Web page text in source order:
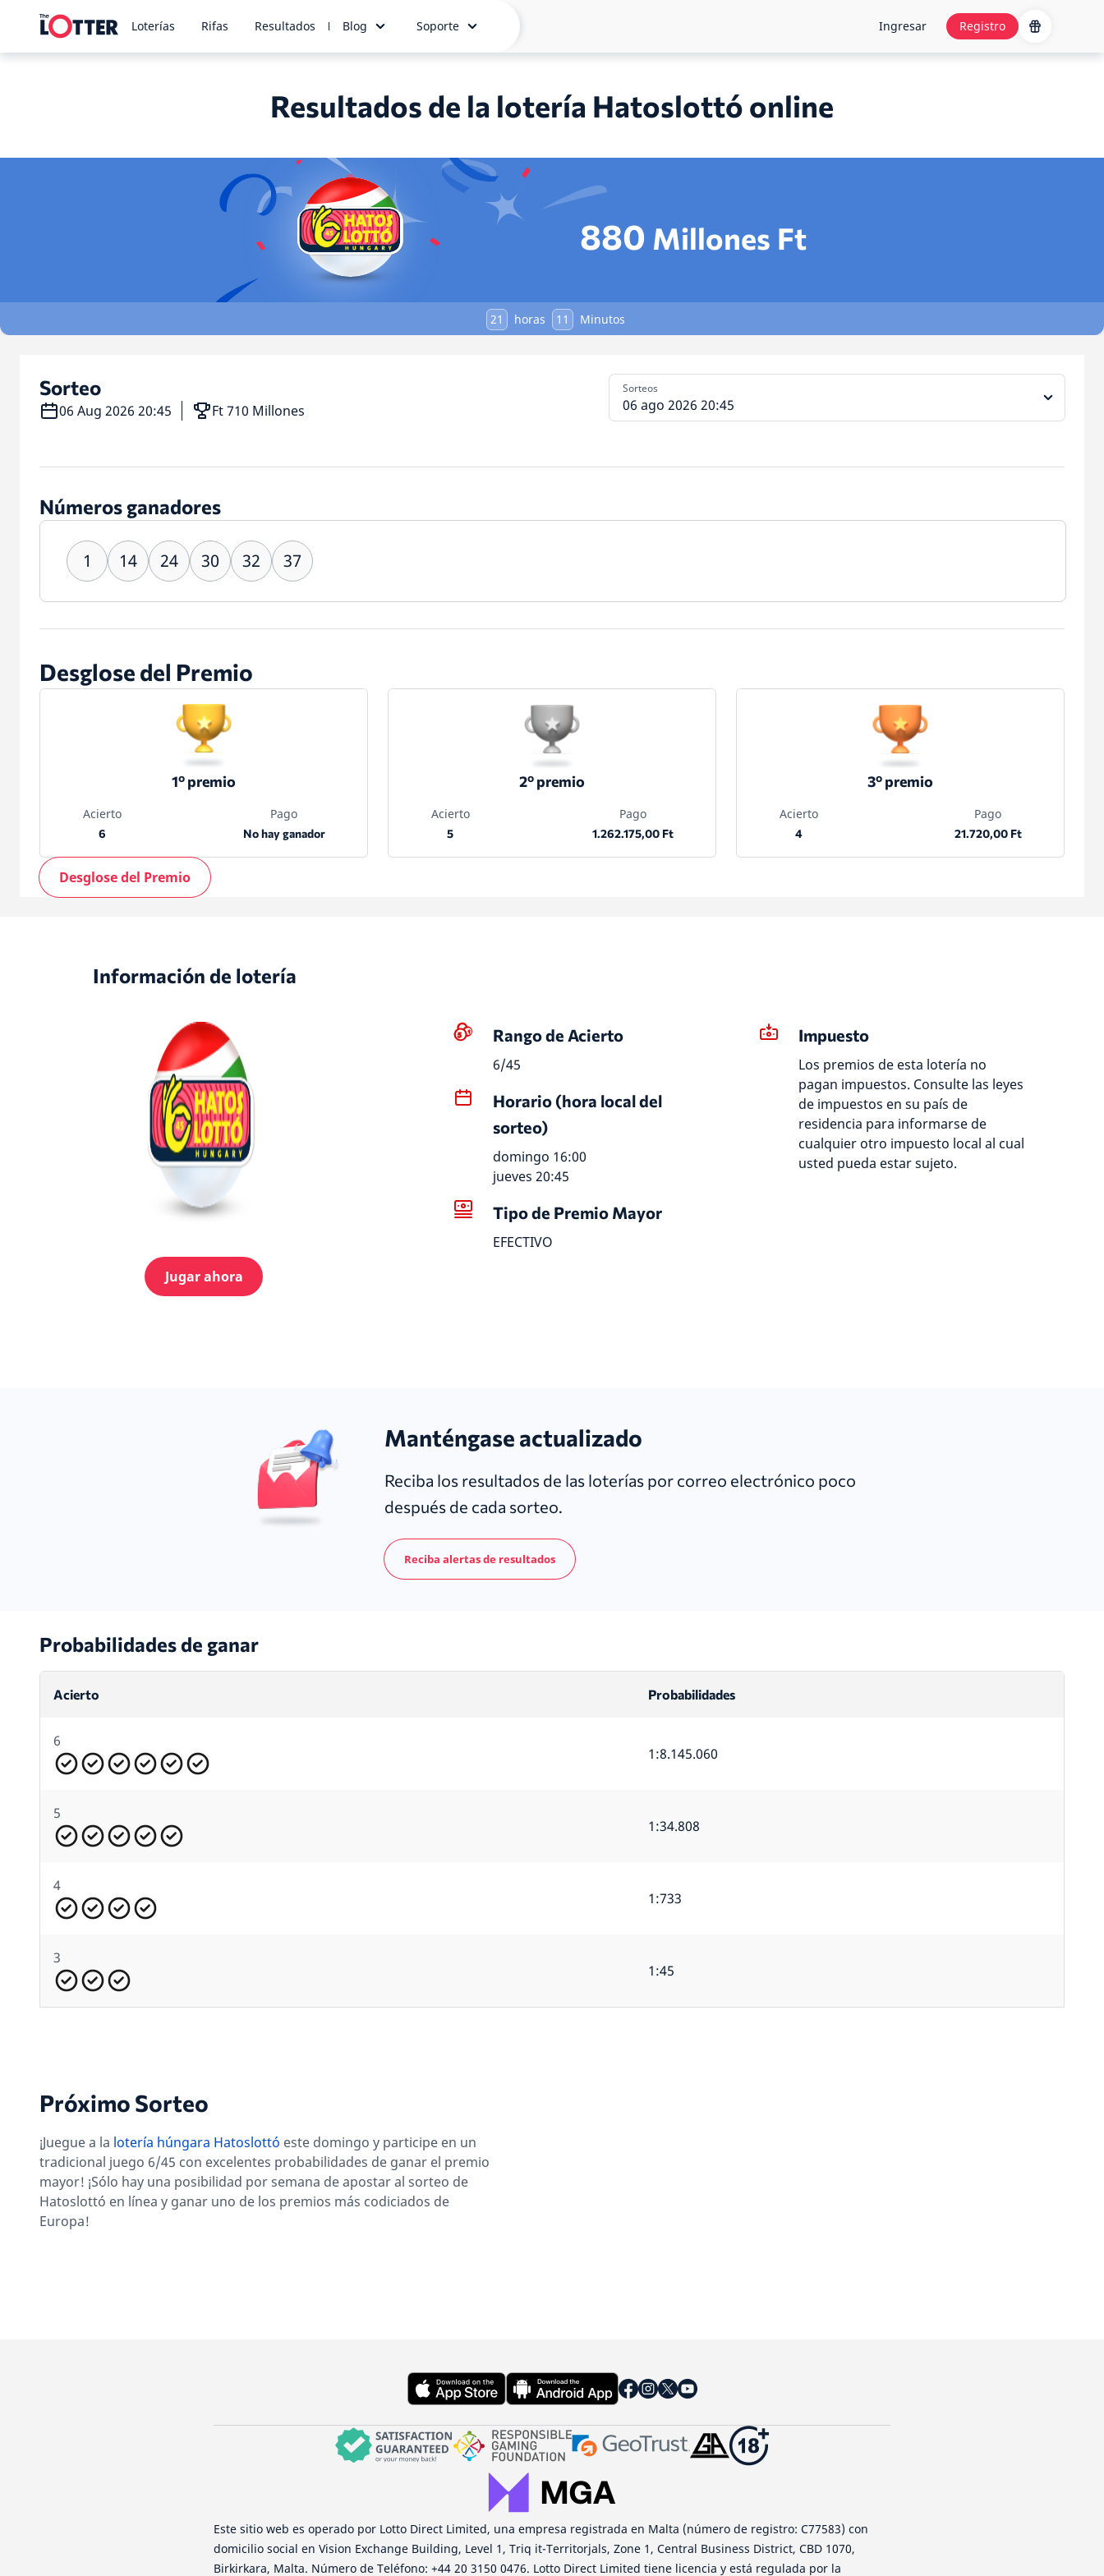
Loterías Rifas Resultados Blog Soporte Ingresar Registro
Resultados de la lotería Hatoslottó online
880 Millones Ft
21 horas 11 Minutos
Sorteo
06 Aug 2026 20:45 Ft 710 Millones
Sorteos
06 ago 2026 20:45
Números ganadores
1 14 24 30 32 37
Desglose del Premio
1º premio
Acierto
6
Pago
No hay ganador
2º premio
Acierto
5
Pago
1.262.175,00 Ft
3º premio
Acierto
4
Pago
21.720,00 Ft
Desglose del Premio
Información de lotería
Jugar ahora
Rango de Acierto
6/45
Horario (hora local del
sorteo)
domingo 16:00
jueves 20:45
Tipo de Premio Mayor
EFECTIVO
Impuesto
Los premios de esta lotería no
pagan impuestos. Consulte las leyes
de impuestos en su país de
residencia para informarse de
cualquier otro impuesto local al cual
usted pueda estar sujeto.
Manténgase actualizado
Reciba los resultados de las loterías por correo electrónico poco
después de cada sorteo.
Reciba alertas de resultados
Probabilidades de ganar
Acierto Probabilidades
6
1:8.145.060
5
1:34.808
4
1:733
3
1:45
Próximo Sorteo
¡Juegue a la lotería húngara Hatoslottó este domingo y participe en un
tradicional juego 6/45 con excelentes probabilidades de ganar el premio
mayor! ¡Sólo hay una posibilidad por semana de apostar al sorteo de
Hatoslottó en línea y ganar uno de los premios más codiciados de
Europa!
Este sitio web es operado por Lotto Direct Limited, una empresa registrada en Malta (número de registro: C77583) con
domicilio social en Vision Exchange Building, Level 1, Triq it-Territorjals, Zone 1, Central Business District, CBD 1070,
Birkirkara, Malta. Número de Teléfono: +44 20 3150 0476. Lotto Direct Limited tiene licencia y está regulada por la